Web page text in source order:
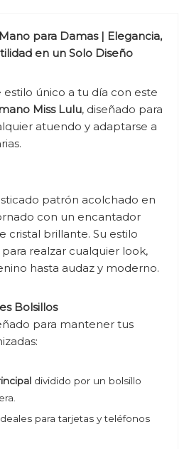
para Damas | Elegancia,
en un Solo Diseño
único a tu día con este
Miss Lulu, diseñado para
atuendo y adaptarse a
patrón acolchado en
con un encantador
cristal brillante. Su estilo
realzar cualquier look,
hasta audaz y moderno.
Bolsillos
para mantener tus
dividido por un bolsillo
para tarjetas y teléfonos